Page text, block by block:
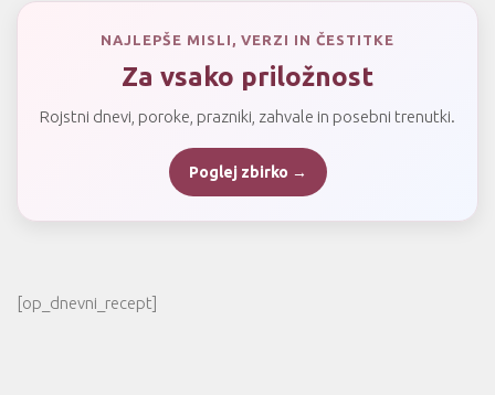
NAJLEPŠE MISLI, VERZI IN ČESTITKE
Za vsako priložnost
Rojstni dnevi, poroke, prazniki, zahvale in posebni trenutki.
Poglej zbirko →
[op_dnevni_recept]